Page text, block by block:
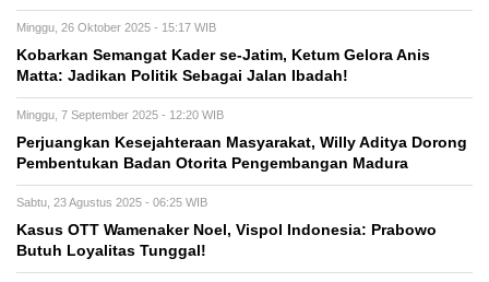
Minggu, 26 Oktober 2025 - 15:17 WIB
Kobarkan Semangat Kader se-Jatim, Ketum Gelora Anis
Matta: Jadikan Politik Sebagai Jalan Ibadah!
Minggu, 7 September 2025 - 12:20 WIB
Perjuangkan Kesejahteraan Masyarakat, Willy Aditya Dorong
Pembentukan Badan Otorita Pengembangan Madura
Sabtu, 23 Agustus 2025 - 06:25 WIB
Kasus OTT Wamenaker Noel, Vispol Indonesia: Prabowo
Butuh Loyalitas Tunggal!